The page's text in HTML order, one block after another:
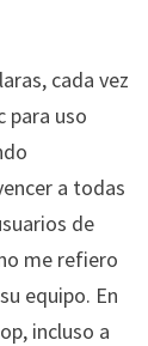
cada vez
para uso
a todas
de
me refiero
equipo. En
incluso a